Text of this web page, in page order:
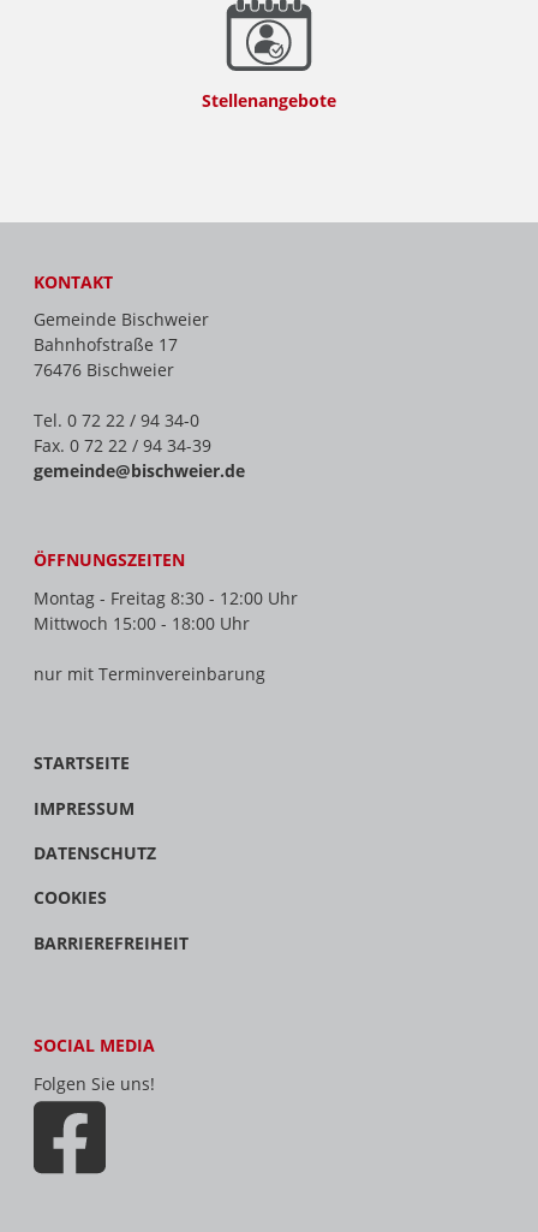
Stellenangebote
KONTAKT
Gemeinde Bischweier
Bahnhofstraße 17
76476 Bischweier
Tel. 0 72 22 / 94 34-0
Fax. 0 72 22 / 94 34-39
gemeinde@bischweier.de
ÖFFNUNGSZEITEN
Montag - Freitag 8:30 - 12:00 Uhr
Mittwoch 15:00 - 18:00 Uhr
nur mit Terminvereinbarung
STARTSEITE
IMPRESSUM
DATENSCHUTZ
COOKIES
BARRIEREFREIHEIT
SOCIAL MEDIA
Folgen Sie uns!